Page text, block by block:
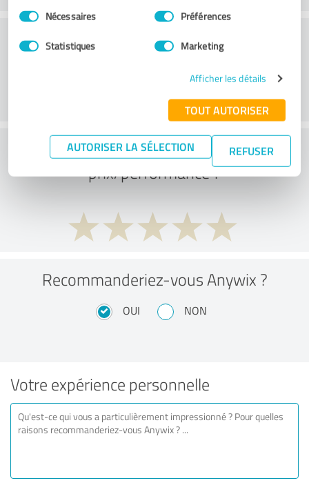
Sélection
du
Nécessaires Préférences
Statistiques Marketing
Afficher les détails
TOUT AUTORISER
AUTORISER LA SÉLECTION REFUSER
Service à la clientèle
Que pensez-vous du rapport
prix/performance ?
Recommanderiez-vous Anywix ?
OUI NON
Votre expérience personnelle